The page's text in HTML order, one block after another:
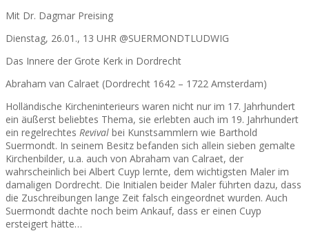
Mit Dr. Dagmar Preising
Dienstag, 26.01., 13 UHR @SUERMONDTLUDWIG
Das Innere der Grote Kerk in Dordrecht
Abraham van Calraet (Dordrecht 1642 – 1722 Amsterdam)
Holländische Kircheninterieurs waren nicht nur im 17. Jahrhundert
ein äußerst beliebtes Thema, sie erlebten auch im 19. Jahrhundert
ein regelrechtes Revival bei Kunstsammlern wie Barthold
Suermondt. In seinem Besitz befanden sich allein sieben gemalte
Kirchenbilder, u.a. auch von Abraham van Calraet, der
wahrscheinlich bei Albert Cuyp lernte, dem wichtigsten Maler im
damaligen Dordrecht. Die Initialen beider Maler führten dazu, dass
die Zuschreibungen lange Zeit falsch eingeordnet wurden. Auch
Suermondt dachte noch beim Ankauf, dass er einen Cuyp
ersteigert hätte…